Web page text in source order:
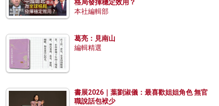
格局發揮穩定效用？
本社編輯部
葛亮：見南山
編輯精選
書展2026｜葉劉淑儀：最喜歡姐姐角色 無官
職說話包袱少